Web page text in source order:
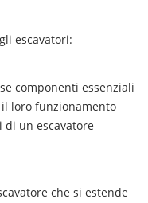
escavatori:
componenti essenziali
loro funzionamento
un escavatore
che si estende